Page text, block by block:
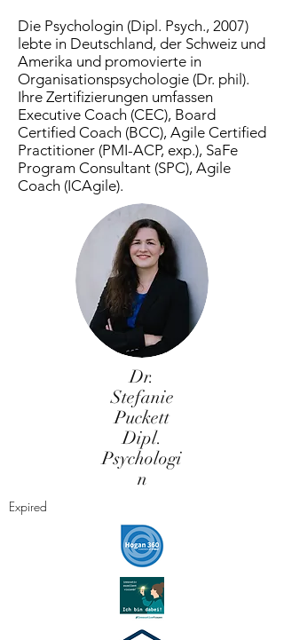
Die Psychologin (Dipl. Psych., 2007)
lebte in Deutschland, der Schweiz und
Amerika und promovierte in
Organisationspsychologie (Dr. phil).
Ihre Zertifizierungen umfassen
Executive Coach (CEC), Board
Certified Coach (BCC), Agile Certified
Practitioner (PMI-ACP, exp.), SaFe
Program Consultant (SPC), Agile
Coach (ICAgile).
Dr.
Stefanie
Puckett
Dipl.
Psychologi
n
Expired